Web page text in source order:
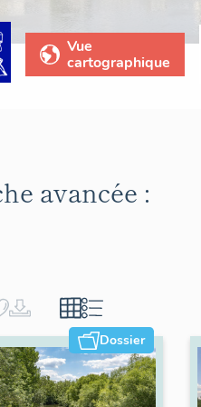
Vue
cartographique
avancée :
Dossier